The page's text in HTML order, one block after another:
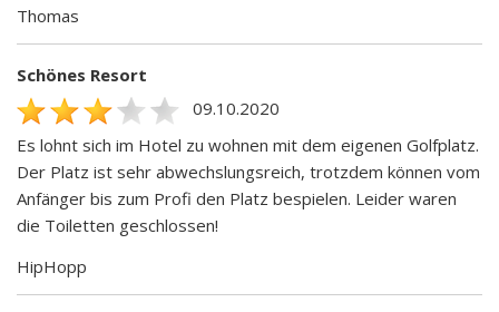
Thomas
Schönes Resort
09.10.2020
Es lohnt sich im Hotel zu wohnen mit dem eigenen Golfplatz.
Der Platz ist sehr abwechslungsreich, trotzdem können vom
Anfänger bis zum Profi den Platz bespielen. Leider waren
die Toiletten geschlossen!
HipHopp